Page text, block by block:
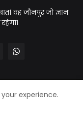
वह जौनपुर जो ज्ञान
Privacy Policy
experience.